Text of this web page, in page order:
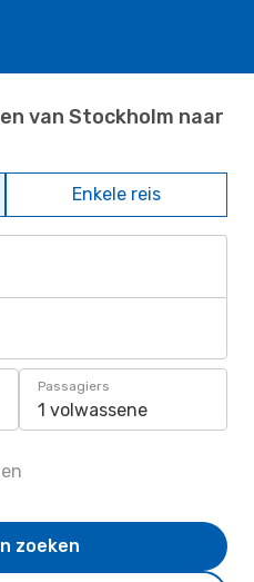
van Stockholm naar
Enkele reis
Passagiers
1 volwassene
zoeken